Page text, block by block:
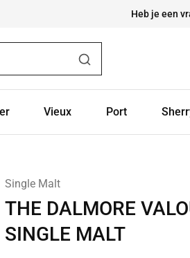
Heb je een
Vieux Port
Single Malt
THE DALMORE
SINGLE MALT